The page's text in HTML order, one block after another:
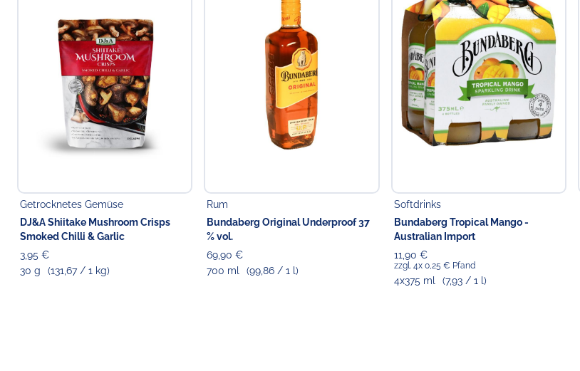
Getrocknetes Gemüse
DJ&A Shiitake Mushroom Crisps
Smoked Chilli & Garlic
3,95 €
30 g
(131,67 / 1 kg)
Rum
Bundaberg Original Underproof 37
% vol.
69,90 €
700 ml
(99,86 / 1 l)
Softdrinks
Bundaberg Tropical Mango -
Australian Import
11,90 €
zzgl. 4x 0,25 € Pfand
4x375 ml (7,93 / 1 l)